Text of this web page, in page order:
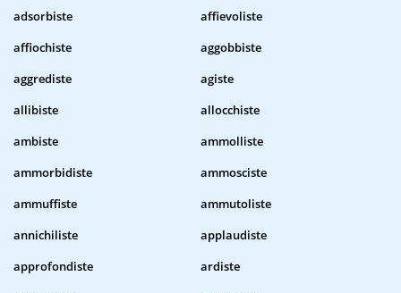
adsorbiste
affievoliste
affiochiste
aggobbiste
aggrediste
agiste
allibiste
allocchiste
ambiste
ammolliste
ammorbidiste
ammosciste
ammuffiste
ammutoliste
annichiliste
applaudiste
approfondiste
ardiste